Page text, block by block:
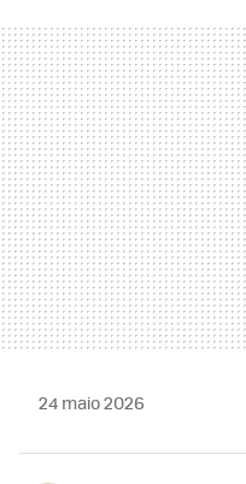
24 maio 2026